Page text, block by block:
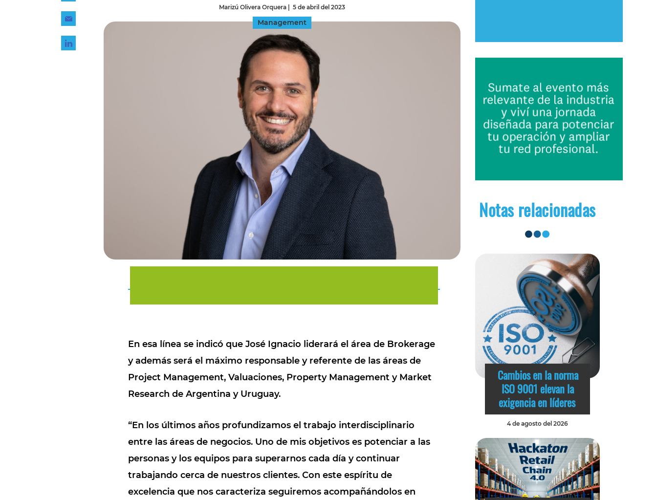
INGRESAR
Marizú Olivera Orquera 5 de abril del 2023
Management
En esa línea se indicó que José Ignacio liderará el área de Brokerage
y además será el máximo responsable y referente de las áreas de
Project Management, Valuaciones, Property Management y Market
Research de Argentina y Uruguay.
“En los últimos años profundizamos el trabajo interdisciplinario
entre las áreas de negocios. Uno de mis objetivos es potenciar a las
personas y los equipos para superarnos cada día ycontinuar
trabajando cerca de nuestros clientes. Con este espíritu de
excelencia que nos caracteriza seguiremos acompañándolos en
Notas relacionadas
Cambios en la norma
ISO 9001 elevan la
exigencia en líderes
4 de agosto del 2026